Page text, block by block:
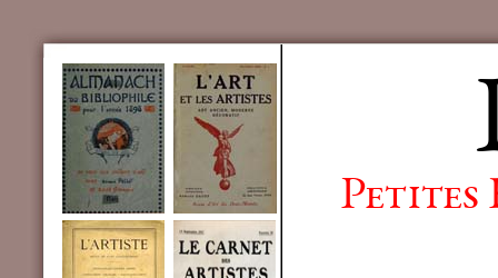
Petites